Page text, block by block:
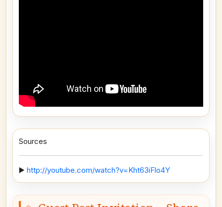
Sources
▶️ http://youtube.com/watch?v=Kht63iFlo4Y